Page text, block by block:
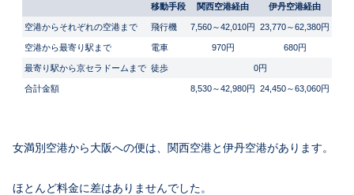
移動手段 関西空港経由 伊丹空港経由
空港からそれぞれの空港まで 飛行機 7,560～42,010円 23,770～62,380円
空港から最寄り駅まで 電車 970円 680円
最寄り駅から京セラドームまで 徒歩 0円
合計金額 8,530～42,980円 24,450～63,060円
女満別空港から大阪への便は、関西空港と伊丹空港があります。
ほとんど料金に差はありませんでした。